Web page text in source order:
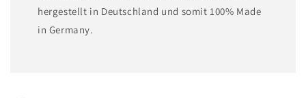
hergestellt in Deutschland und somit 100% Made
in Germany.